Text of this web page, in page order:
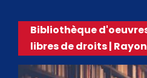
Bibliothèque
libres de droits |